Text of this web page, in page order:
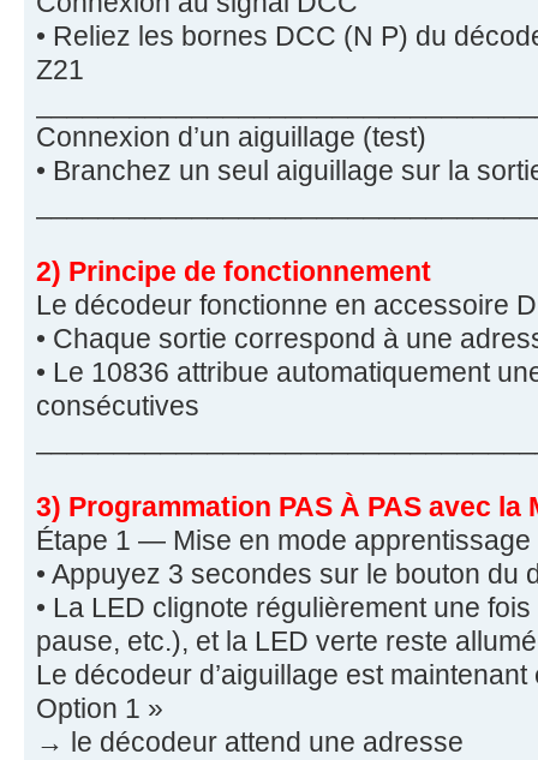
• Reliez les bornes DCC (N P) du
Z21
Connexion d’un aiguillage (test)
• Branchez un seul aiguillage sur la
2) Principe de fonctionnement
Le décodeur fonctionne en accessoire
• Chaque sortie correspond à une
• Le 10836 attribue automatiquement
consécutives
3) Programmation PAS À PAS avec la
Étape 1 — Mise en mode apprentissage
• Appuyez 3 secondes sur le bouton du
• La LED clignote régulièrement une
pause, etc.), et la LED verte reste
Le décodeur d’aiguillage est
Option 1 »
→ le décodeur attend une adresse